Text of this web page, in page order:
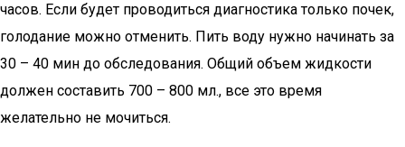
часов. Если будет проводиться диагностика только почек,
голодание можно отменить. Пить воду нужно начинать за
30 – 40 мин до обследования. Общий объем жидкости
должен составить 700 – 800 мл., все это время
желательно не мочиться.